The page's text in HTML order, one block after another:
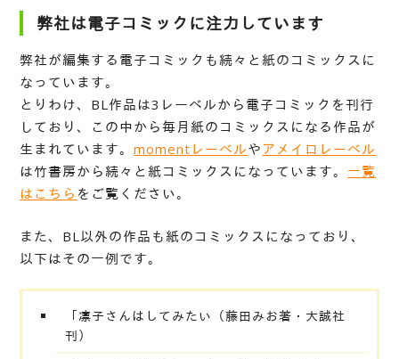
弊社は電子コミックに注力しています
弊社が編集する電子コミックも続々と紙のコミックスに
なっています。
とりわけ、BL作品は3レーベルから電子コミックを刊行
しており、この中から毎月紙のコミックスになる作品が
生まれています。momentレーベルや アメイロレーベル
は竹書房から続々と紙コミックスになっています。 一覧
はこちら をご覧ください。
また、BL以外の作品も紙のコミックスになっており、
以下はその一例です。
「凛子さんはしてみたい（藤田みお著・大誠社
刊）